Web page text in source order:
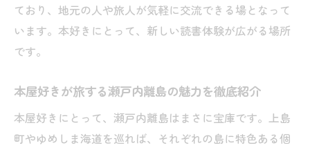
ており、地元の人や旅人が気軽に交流できる場となって
います。本好きにとって、新しい読書体験が広がる場所
です。
本屋好きが旅する瀬戸内離島の魅力を徹底紹介
本屋好きにとって、瀬戸内離島はまさに宝庫です。上島
町やゆめしま海道を巡れば、それぞれの島に特色ある個